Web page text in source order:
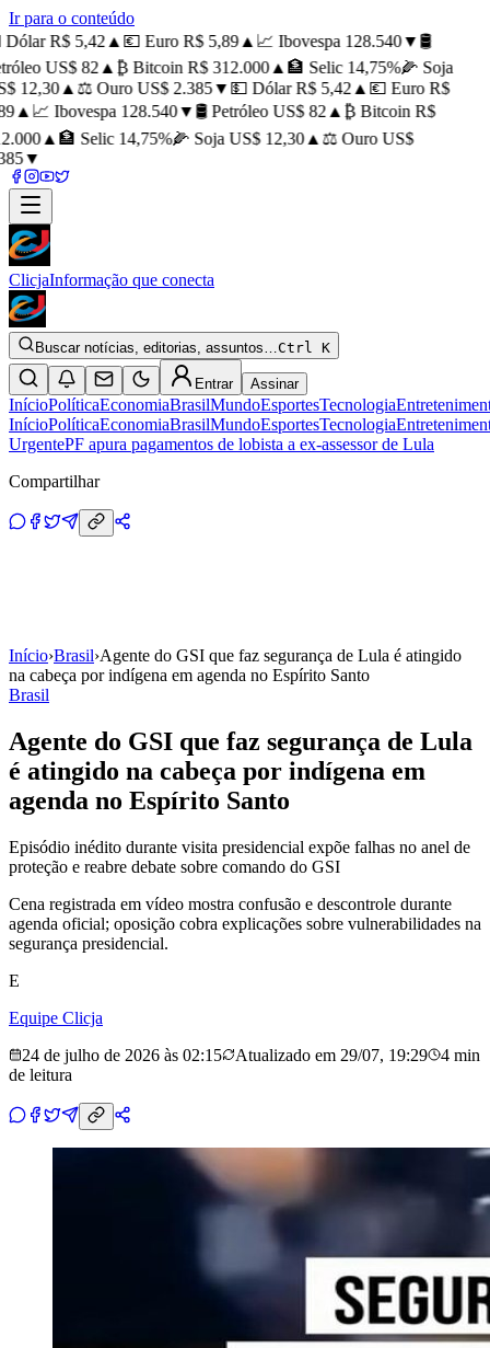
Ir para o conteúdo
R$ 5,42▲💶 Euro R$ 5,89▲📈 Ibovespa 128.540▼🛢️
US$ 82▲₿ Bitcoin R$ 312.000▲🏦 Selic 14,75%🌽 Soja
12,30▲⚖️ Ouro US$ 2.385▼💵 Dólar R$ 5,42▲💶 Euro R$
▲📈 Ibovespa 128.540▼🛢️ Petróleo US$ 82▲₿ Bitcoin R$
▲🏦 Selic 14,75%🌽 Soja US$ 12,30▲⚖️ Ouro US$
▼
ClicjaInformação que conecta
Buscar notícias, editorias, assuntos…Ctrl K
Entrar Assinar
InícioPolíticaEconomiaBrasilMundoEsportesTecnologia
InícioPolíticaEconomiaBrasilMundoEsportesTecnologia
UrgentePF apura pagamentos de lobista a ex-assessor de Lula
Compartilhar
Início›Brasil›Agente do GSI que faz segurança de Lula é atingido
na cabeça por indígena em agenda no Espírito Santo
Brasil
Agente do GSI que faz segurança de Lula
é atingido na cabeça por indígena em
agenda no Espírito Santo
Episódio inédito durante visita presidencial expõe falhas no anel de
proteção e reabre debate sobre comando do GSI
Cena registrada em vídeo mostra confusão e descontrole durante
agenda oficial; oposição cobra explicações sobre vulnerabilidades na
segurança presidencial.
E
Equipe Clicja
24 de julho de 2026 às 02:15
Atualizado em 29/07, 19:29
4 min
de leitura